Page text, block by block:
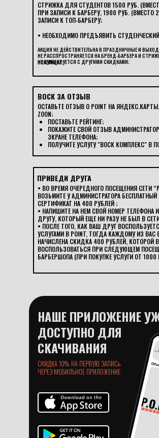
НЕ СУММИРУЕТСЯ С ДРУГИМИ СКИДКАМИ;
НЕ РАССПРОСТРАНЯЕТСЯ НА БРЕНД-БАРБЕРА И
НОЖНИЦАХ;
АКЦИЯ НЕ ДЕЙСТВИТЕЛЬНА В ПРАЗДНИЧНЫЕ И
СТРИЖКА ДЛЯ СТУДЕНТОВ 1500 РУБ.
ПРИ ЗАПИСИ К БАРБЕРУ, 1900 РУБ. (ВМЕСТО
ЗАПИСИ К ТОП-БАРБЕРУ;
• НЕОБХОДИМО ПРЕДЪЯВИТЬ
ОСТАВЬТЕ ОТЗЫВ О POINT НА
ZOON;
ПОСТАВЬТЕ РЕЙТИНГ;
ПОКАЖИТЕ СВОЙ ОТЗЫВ
ЭКРАНЕ ТЕЛЕФОНА;
ПОЛУЧИТЕ УСЛУГУ "ВОСК КОМПЛЕКС" В
ВОСК ЗА ОТЗЫВ
• ВО ВРЕМЯ ОЧЕРЕДНОГО ПОСЕЩЕНИЯ СЕТИ
ВОЗЬМИТЕ У АДМИНИСТРАТОРА БЕСПЛАТНЫЙ
СЕРТИФИКАТ НА 400 РУБЛЕЙ ;
• НАПИШИТЕ НА НЕМ СВОЙ НОМЕР ТЕЛЕФОНА
ДРУГУ, КОТОРЫЙ ЕЩЕ НИ РАЗУ НЕ БЫЛ В СЕТИ
• ПОСЛЕ ТОГО, КАК ВАШ ДРУГ
УСЛУГАМИ В POINT, ТОГДА КАЖДОМУ ИЗ ВАС
НАЧИСЛЕНА СКИДКА 400 РУБЛЕЙ, КОТОРОЙ
ВОСПОЛЬЗОВАТЬСЯ ПРИ СЛЕДУЮЩЕМ
БАРБЕРШОПА (ПРИ ПОКУПКЕ УСЛУГИ ОТ 1000
ПРИВЕДИ ДРУГА
НАШЕ ПРИЛОЖЕНИЕ
ДОСТУПНО ДЛЯ
СКАЧИВАНИЯ
СКИДКА 10% НА ПЕРВУЮ ЗАПИСь
ЧЕРЕЗ МОБИЛЬНОЕ ПРИЛОЖЕНИЕ